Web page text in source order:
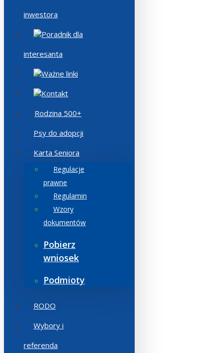
inwestora
Poradnik dla
interesanta
Ważne linki
Kontakt
Rodzina 500+
Psy do adopcji
Karta Seniora
Regulacje
prawne
Regulamin
Wzory
dokumentów
Pobierz
wniosek
Podmioty
RODO
Wybory i
referenda